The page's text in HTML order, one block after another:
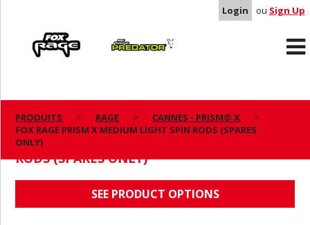
Login ou Sign Up
Predator
PRODUITS RAGE
CANNES - PRISM® X
FOX RAGE PRISM X MEDIUM LIGHT SPIN RODS (SPARES
ONLY)
FOX RAGE PRISM X MEDIUM LIGHT SPIN
RODS (SPARES ONLY)
SEE PRODUCT OPTIONS